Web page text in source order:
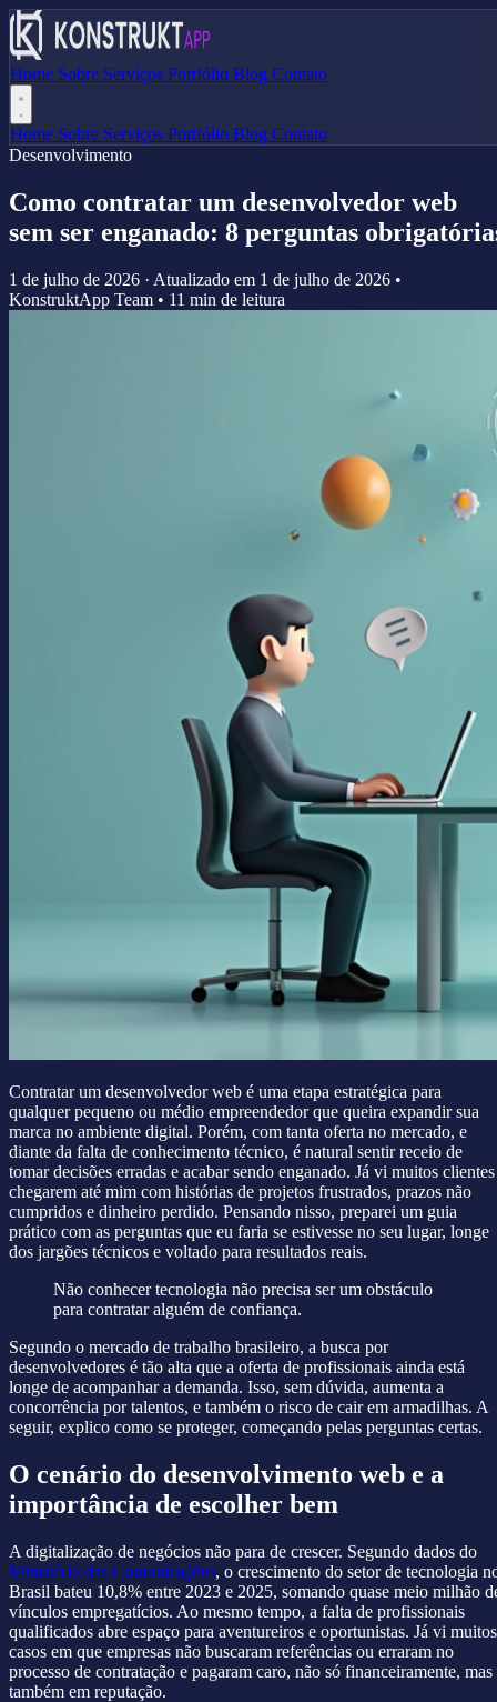
Home Sobre Serviços Portfólio Blog Contato
Home Sobre Serviços Portfólio Blog Contato
Desenvolvimento
Como contratar um desenvolvedor web
sem ser enganado: 8 perguntas
1 de julho de 2026 · Atualizado em 1 de julho de 2026 •
KonstruktApp Team • 11 min de leitura
Contratar um desenvolvedor web é uma etapa estratégica para
qualquer pequeno ou médio empreendedor que queira expandir sua
marca no ambiente digital. Porém, com tanta oferta no mercado, e
diante da falta de conhecimento técnico, é natural sentir receio de
tomar decisões erradas e acabar sendo enganado. Já vi muitos clientes
chegarem até mim com histórias de projetos frustrados, prazos não
cumpridos e dinheiro perdido. Pensando nisso, preparei um guia
prático com as perguntas que eu faria se estivesse no seu lugar, longe
dos jargões técnicos e voltado para resultados reais.
Não conhecer tecnologia não precisa ser um obstáculo
para contratar alguém de confiança.
Segundo o mercado de trabalho brasileiro, a busca por
desenvolvedores é tão alta que a oferta de profissionais ainda está
longe de acompanhar a demanda. Isso, sem dúvida, aumenta a
concorrência por talentos, e também o risco de cair em armadilhas. A
seguir, explico como se proteger, começando pelas perguntas certas.
O cenário do desenvolvimento web e a
importância de escolher bem
A digitalização de negócios não para de crescer. Segundo dados do
Ministério das Comunicações, o crescimento do setor de tecnologia
Brasil bateu 10,8% entre 2023 e 2025, somando quase meio milhão
vínculos empregatícios. Ao mesmo tempo, a falta de profissionais
qualificados abre espaço para aventureiros e oportunistas. Já vi muitos
casos em que empresas não buscaram referências ou erraram no
processo de contratação e pagaram caro, não só financeiramente, mas
também em reputação.